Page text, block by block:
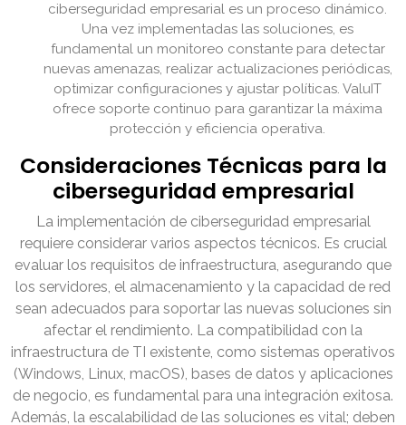
ciberseguridad empresarial es un proceso dinámico.
Una vez implementadas las soluciones, es
fundamental un monitoreo constante para detectar
nuevas amenazas, realizar actualizaciones periódicas,
optimizar configuraciones y ajustar políticas. ValuIT
ofrece soporte continuo para garantizar la máxima
protección y eficiencia operativa.
Consideraciones Técnicas para la
ciberseguridad empresarial
La implementación de ciberseguridad empresarial
requiere considerar varios aspectos técnicos. Es crucial
evaluar los requisitos de infraestructura, asegurando que
los servidores, el almacenamiento y la capacidad de red
sean adecuados para soportar las nuevas soluciones sin
afectar el rendimiento. La compatibilidad con la
infraestructura de TI existente, como sistemas operativos
(Windows, Linux, macOS), bases de datos y aplicaciones
de negocio, es fundamental para una integración exitosa.
Además, la escalabilidad de las soluciones es vital; deben